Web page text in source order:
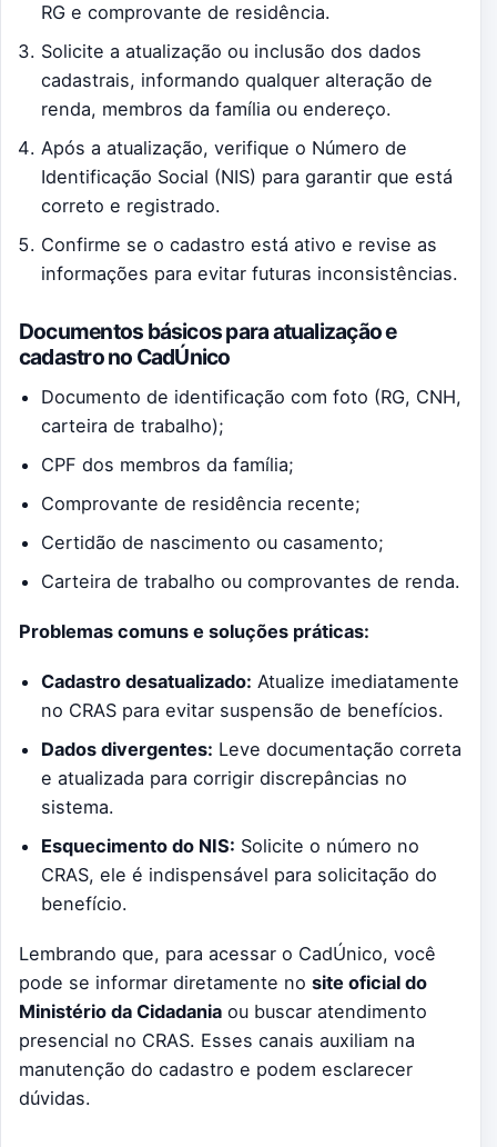
RG e comprovante de residência.
Solicite a atualização ou inclusão dos dados
cadastrais, informando qualquer alteração de
renda, membros da família ou endereço.
Após a atualização, verifique o Número de
Identificação Social (NIS) para garantir que está
correto e registrado.
Confirme se o cadastro está ativo e revise as
informações para evitar futuras inconsistências.
Documentos básicos para atualização e
cadastro no CadÚnico
Documento de identificação com foto (RG, CNH,
carteira de trabalho);
CPF dos membros da família;
Comprovante de residência recente;
Certidão de nascimento ou casamento;
Carteira de trabalho ou comprovantes de renda.
Problemas comuns e soluções práticas:
Cadastro desatualizado: Atualize imediatamente
no CRAS para evitar suspensão de benefícios.
Dados divergentes: Leve documentação correta
e atualizada para corrigir discrepâncias no
sistema.
Esquecimento do NIS: Solicite o número no
CRAS, ele é indispensável para solicitação do
benefício.
Lembrando que, para acessar o CadÚnico, você
pode se informar diretamente no site oficial do
Ministério da Cidadania ou buscar atendimento
presencial no CRAS. Esses canais auxiliam na
manutenção do cadastro e podem esclarecer
dúvidas.